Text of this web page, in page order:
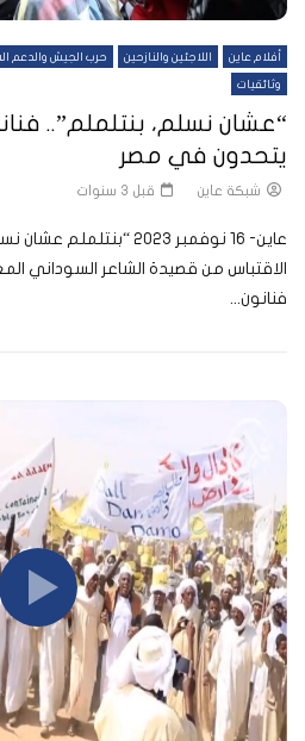
أفلام عاين اللاجئين والنازحين حرب الجيش والدعم
وثائقيات
“عشان نسلم، بنتلملم”..
يتحدون في مصر
شبكة عاين قبل 3 سنوات
عاين- 16 نوفمبر 2023
الاقتباس من قصيدة الشاعر السوداني
فنانون...